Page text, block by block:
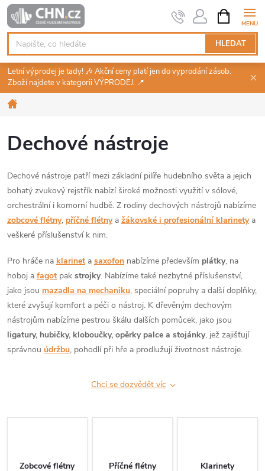
Přejít
na
obsah
HLEDAT
NÁKUPNÍ
KOŠÍK
Letní výprodej je tady! 🎶 Akční ceny platí jen do vyprodání zásob.
Zboží najdete v kategorii VÝPRODEJ. 📍
Dechové nástroje
Dechové nástroje patří mezi základní pilíře hudebního světa a jejich
bohatý zvukový rejstřík nabízí široké možnosti využití v sólové,
orchestrální i komorní hudbě. Z rodiny dechových nástrojů nabízíme
zobcové flétny, příčné flétnya žákovské i profesionální klarinety a
veškeré příslušenství k nim.
Pro hráče na klarinet a saxofon nabízíme především plátky, na
hoboj a fagot pak strojky. Nabízíme také nezbytné příslušenství,
jako jsou mazadla na mechaniku, speciální popruhy a další doplňky,
které zvyšují komfort a péči o nástroj. K dřevěným dechovým
nástrojům nabízíme pestrou škálu dalších pomůcek, jako jsou
ligatury, hubičky, kloboučky, opěrky palce a stojánky, jež zajišťují
správnou údržbu, pohodlí při hře a prodlužují životnost nástroje.
Chci se dozvědět víc
Zobcové flétny Příčné flétny Klarinety